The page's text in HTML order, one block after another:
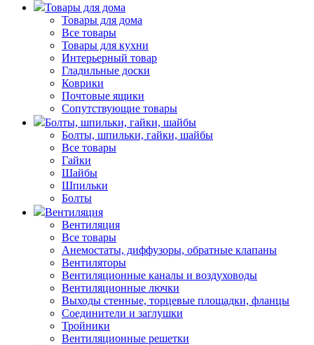
Товары для дома
Товары для дома
Все товары
Товары для кухни
Интерьерный товар
Гладильные доски
Коврики
Почтовые ящики
Сопутствующие товары
Болты, шпильки, гайки, шайбы
Болты, шпильки, гайки, шайбы
Все товары
Гайки
Шайбы
Шпильки
Болты
Вентиляция
Вентиляция
Все товары
Анемостаты, диффузоры, обратные клапаны
Вентиляторы
Вентиляционные каналы и воздуховоды
Вентиляционные лючки
Выходы стенные, торцевые площадки, фланцы
Соединители и заглушки
Тройники
Вентиляционные решетки